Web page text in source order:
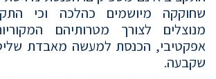
שחוקקה מיושמים כהלכה וכי
מנוצלים לצורך מטרותיהם
אפקטיבי, הכנסת למעשה מאבדת
שקבעה.